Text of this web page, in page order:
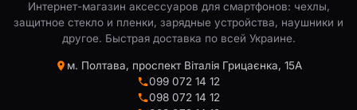
Интернет-магазин аксессуаров для смартфонов: чехлы,
защитное стекло и пленки, зарядные устройства, наушники и
другое. Быстрая доставка по всей Украине.
м. Полтава, проспект Віталія Грицаєнка, 15А
099 072 14 12
098 072 14 12